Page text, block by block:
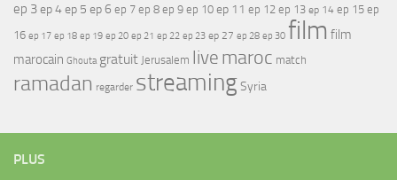
ep 3ep 4ep 5 ep 6 ep 7 ep 8 ep 9 ep 10 ep 11 ep 12 ep 13 ep 14 ep 15 ep
16 ep 17 ep 18 ep 19 ep 20 ep 21 ep 22 ep 23 ep 27 ep 28 ep 30 film film
marocain Ghouta gratuit Jerusalem live maroc match
ramadan regarder streamingSyria
PLUS